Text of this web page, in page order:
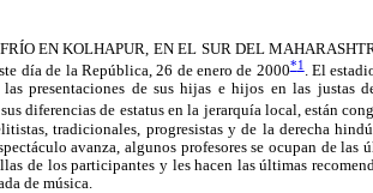
EN KOLHAPUR, EN EL SUR DEL
día de la República, 26 de enero de 2000*1. El
presentaciones de sus hijas e hijos en las justas
diferencias de estatus en la jerarquía local, están
tradicionales, progresistas y de la derecha
avanza, algunos profesores se ocupan de
de los participantes y les hacen las últimas
de música.